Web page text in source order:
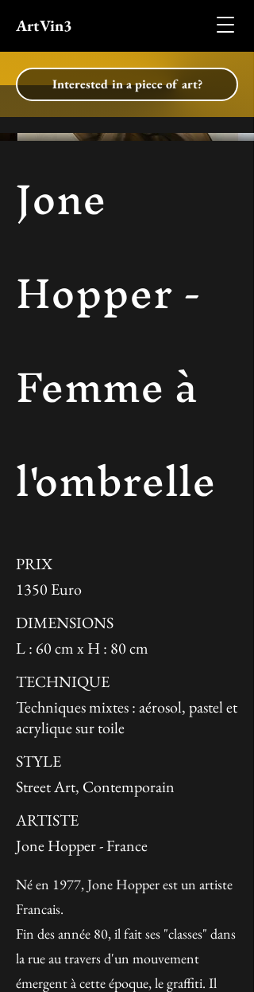
ArtVin3
Interested in a piece of art?
Jone
Hopper -
Femme à
l'ombrelle
PRIX
1350 Euro
DIMENSIONS
L : 60 cm x H : 80 cm
TECHNIQUE
Techniques mixtes : aérosol, pastel et
acrylique sur toile
STYLE
Street Art, Contemporain
ARTISTE
Jone Hopper - France
Né en 1977, Jone Hopper est un artiste
Francais.
Fin des année 80, il fait ses "classes" dans
la rue au travers d'un mouvement
émergent à cette époque, le graffiti. Il